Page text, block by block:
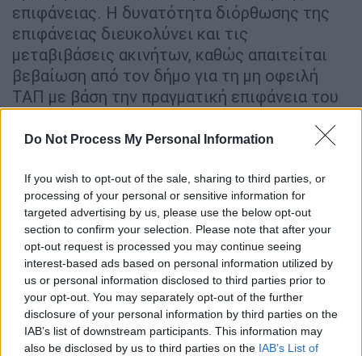
Do Not Process My Personal Information
If you wish to opt-out of the sale, sharing to third parties, or
processing of your personal or sensitive information for
targeted advertising by us, please use the below opt-out
section to confirm your selection. Please note that after your
opt-out request is processed you may continue seeing
interest-based ads based on personal information utilized by
us or personal information disclosed to third parties prior to
your opt-out. You may separately opt-out of the further
disclosure of your personal information by third parties on the
IAB’s list of downstream participants. This information may
also be disclosed by us to third parties on the IAB’s List of
επιφάνειας. Η δυνατότητα διόρθωσης της
επιφάνειας διευκολύνει και τις
µεταβιβάσεις ακινήτων, καθώς απαιτείται
βεβαίωση από τον δήµο για τη µη οφειλή
ΤΑΠ µε βάση την πραγµατική επιφάνεια του
µηχανικού.
ΗΠανελλήνια Οµοσπονδία Ιδιοκτητών
Ακινήτων (ΠΟΜΙ∆Α)έδωσε δύο σηµαντικές
απαντήσεις σε αντίστοιχες ερωτήσεις.
Ειδικότερα:
Η νέα ρύθµιση αφορά όλα τα ακίνητα
(κτίσµατα - οικόπεδα); Και τα µη
ηλεκτροδοτούµενα καθώς και αυτά που δεν
δηλώθηκαν ποτέ; Σύµφωνα µε τη διάταξη,